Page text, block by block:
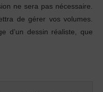
ne sera pas nécessaire.
de gérer vos volumes.
d’un dessin réaliste, que